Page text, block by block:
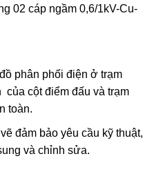
02 cáp ngầm 0,6/1kV-Cu-
phân phối điện ở trạm
của cột điểm đấu và trạm
toàn.
đảm bảo yêu cầu kỹ thuật,
và chỉnh sửa.